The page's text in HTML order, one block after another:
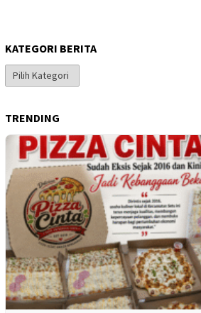
KATEGORI BERITA
Kategori
Berita
TRENDING